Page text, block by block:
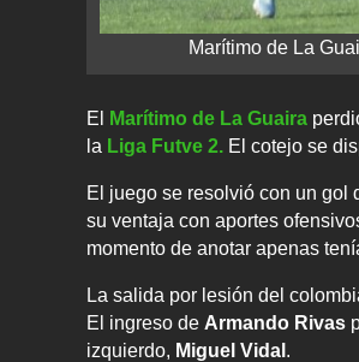
Marítimo de La
El Marítimo de La Guaira
la Liga Futve 2. El cotejo se
El juego se resolvió con un gol
su ventaja con aportes
momento de anotar apenas
La salida por lesión del
El ingreso de Armando Rivas
izquierdo, Miguel Vidal .